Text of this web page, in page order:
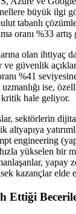
büyük ilgi
tabanlı
oranı %33 artış
olan ihtiyaç
ve güvenlik
%41
ise,
hale geliyor.
sektörlerin
altyapıya
engineering
yükselen bir
yapay
kazançlar elde
Ettiği